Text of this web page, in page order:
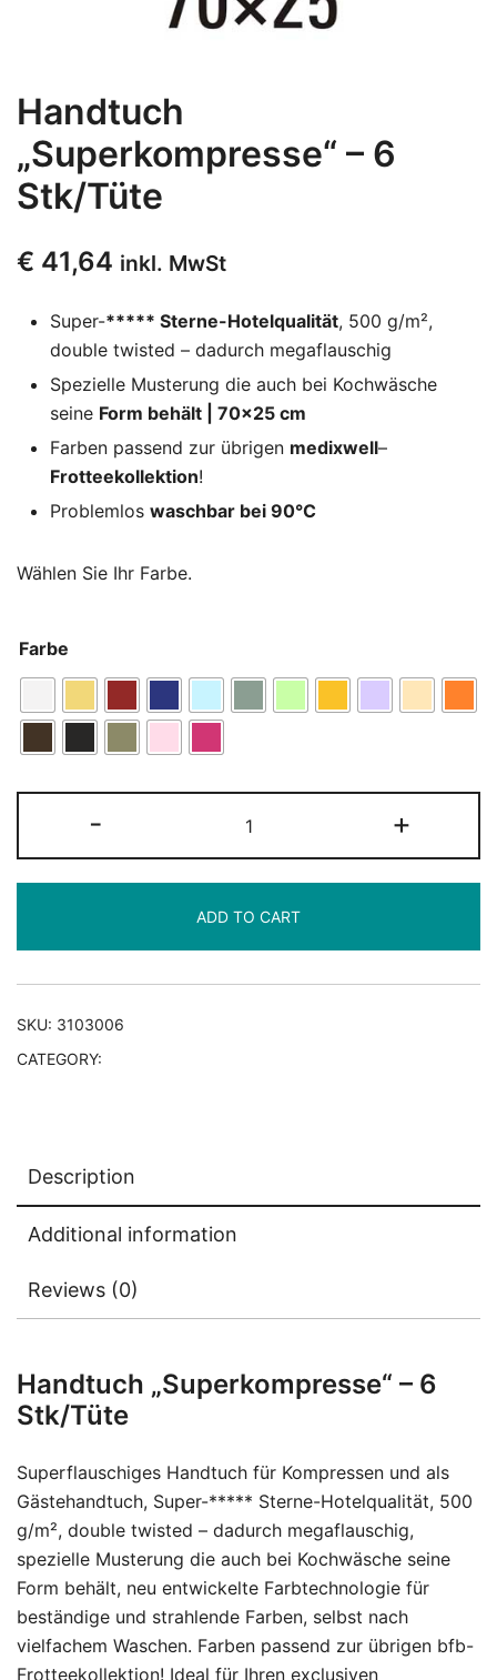
Handtuch
„Superkompresse“ – 6
Stk/Tüte
€ 41,64 inkl. MwSt
Super-***** Sterne-Hotelqualität, 500 g/m²,
double twisted – dadurch megaflauschig
Spezielle Musterung die auch bei Kochwäsche
seine Form behält | 70×25 cm
Farben passend zur übrigen medixwell–
Frotteekollektion!
Problemlos waschbar bei 90°C
Wählen Sie Ihr Farbe.
Farbe
-
„Superkompresse“
-
Stk/Tüte
quantity
+
ADD TO CART
SKU: 3103006
CATEGORY:
Description
Additional information
Reviews (0)
Handtuch „Superkompresse“ – 6
Stk/Tüte
Superflauschiges Handtuch für Kompressen und als
Gästehandtuch, Super-***** Sterne-Hotelqualität, 500
g/m², double twisted – dadurch megaflauschig,
spezielle Musterung die auch bei Kochwäsche seine
Form behält, neu entwickelte Farbtechnologie für
beständige und strahlende Farben, selbst nach
vielfachem Waschen. Farben passend zur übrigen bfb-
Frotteekollektion! Ideal für Ihren exclusiven